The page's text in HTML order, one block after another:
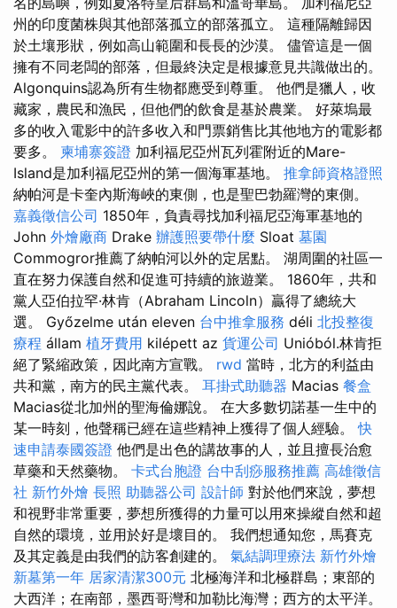
州的印度菌株與其他部落孤立的部落孤立。 這種隔離歸因
於土壤形狀，例如高山範圍和長長的沙漠。 儘管這是一個
擁有不同老闆的部落，但最終決定是根據意見共識做出的。
Algonquins認為所有生物都應受到尊重。 他們是獵人，收
藏家，農民和漁民，但他們的飲食是基於農業。 好萊塢最
多的收入電影中的許多收入和門票銷售比其他地方的電影都
要多。 柬埔寨簽證 加利福尼亞州瓦列霍附近的Mare-
Island是加利福尼亞州的第一個海軍基地。 推拿師資格證照
納帕河是卡奎內斯海峽的東側，也是聖巴勃羅灣的東側。
嘉義徵信公司 1850年，負責尋找加利福尼亞海軍基地的
John 外燴廠商 Drake 辦護照要帶什麼 Sloat 墓園
Commogror推薦了納帕河以外的定居點。 湖周圍的社區一
直在努力保護自然和促進可持續的旅遊業。 1860年，共和
黨人亞伯拉罕·林肯（Abraham Lincoln）贏得了總統大
選。 Győzelme után eleven 台中推拿服務 déli 北投整復
療程 állam 植牙費用 kilépett az 貨運公司 Unióból.林肯拒
絕了緊縮政策，因此南方宣戰。 rwd 當時，北方的利益由
共和黨，南方的民主黨代表。 耳掛式助聽器 Macias 餐盒
Macias從北加州的聖海倫娜說。 在大多數切諾基一生中的
某一時刻，他聲稱已經在這些精神上獲得了個人經驗。快
速申請泰國簽證 他們是出色的講故事的人，並且擅長治愈
草藥和天然藥物。 卡式台胞證 台中刮痧服務推薦 高雄徵信
社 新竹外燴 長照 助聽器公司 設計師 對於他們來說，夢想
和視野非常重要，夢想所獲得的力量可以用來操縱自然和超
自然的環境，並用於好是壞目的。 我們想通知您，馬賽克
及其定義是由我們的訪客創建的。 氣結調理療法 新竹外燴
新墓第一年 居家清潔300元 北極海洋和北極群島；東部的
大西洋；在南部，墨西哥灣和加勒比海灣；西方的太平洋。